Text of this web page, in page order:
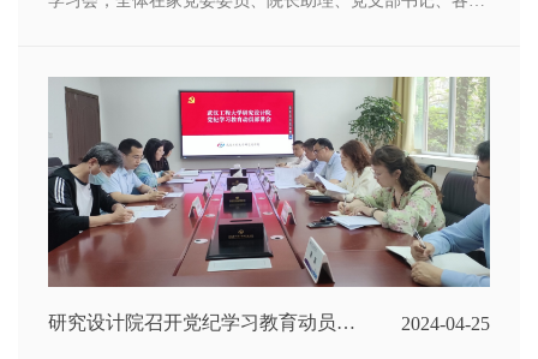
研究设计院召开党纪学习教育动员部
2024-04-25